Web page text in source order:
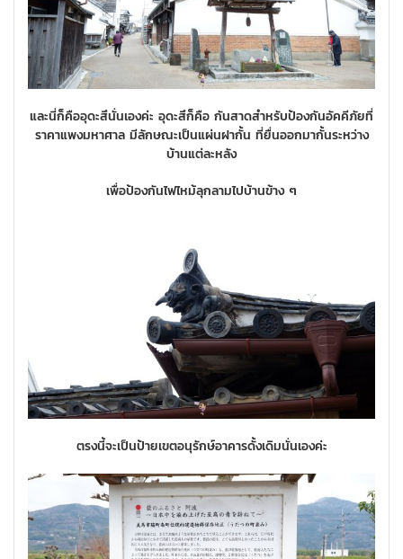
และนี่ก็คืออุดะสึนั่นเองค่ะ อุดะสึก็คือ กันสาดสำหรับป้องกันอัคคีภัยที่
ราคาแพงมหาศาล มีลักษณะเป็นแผ่นฝากั้น ที่ยื่นออกมากั้นระหว่าง
บ้านแต่ละหลัง
เพื่อป้องกันไฟไหม้ลุกลามไปบ้านข้าง ๆ
ตรงนี้จะเป็นป้ายเขตอนุรักษ์อาคารดั้งเดิมนั่นเองค่ะ